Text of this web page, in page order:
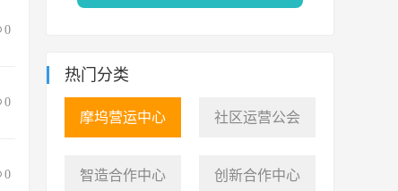
0
0
0
热门分类
摩坞营运中心 社区运营公会
智造合作中心 创新合作中心